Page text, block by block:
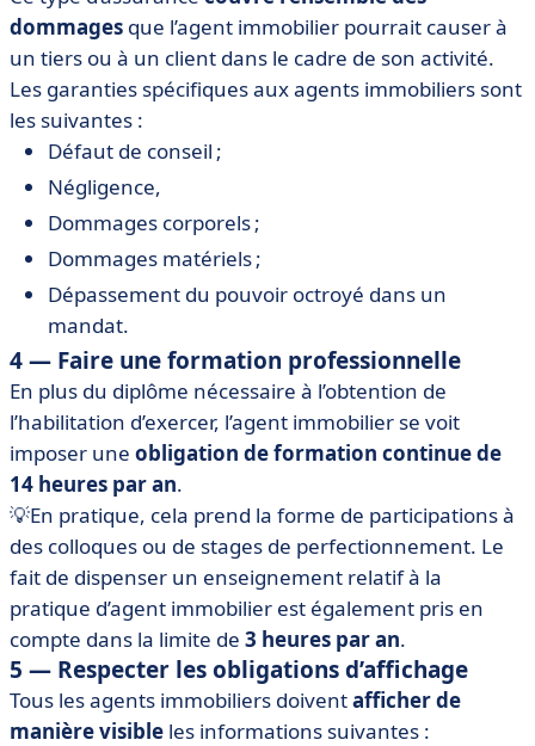
dommages que l’agent immobilier pourrait causer à
un tiers ou à un client dans le cadre de son activité.
Les garanties spécifiques aux agents immobiliers sont
les suivantes :
Défaut de conseil ;
Négligence,
Dommages corporels ;
Dommages matériels ;
Dépassement du pouvoir octroyé dans un
mandat.
4 — Faire une formation professionnelle
En plus du diplôme nécessaire à l’obtention de
l’habilitation d’exercer, l’agent immobilier se voit
imposer une obligation de formation continue de
14 heures par an.
💡En pratique, cela prend la forme de participations à
des colloques ou de stages de perfectionnement. Le
fait de dispenser un enseignement relatif à la
pratique d’agent immobilier est également pris en
compte dans la limite de 3 heures par an.
5 — Respecter les obligations d’affichage
Tous les agents immobiliers doiventafficher de
manière visible les informations suivantes :